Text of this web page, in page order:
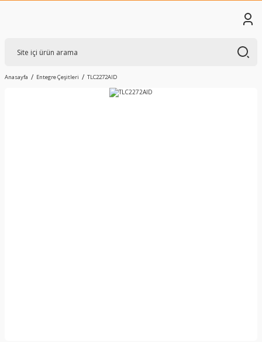
Anasayfa Entegre Çeşitleri TLC2272AID